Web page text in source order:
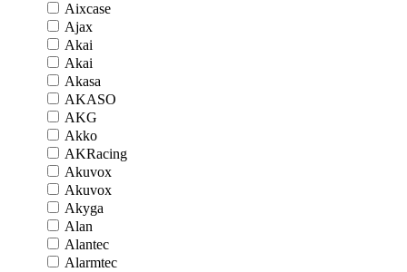
Aixcase
Ajax
Akai
Akai
Akasa
AKASO
AKG
Akko
AKRacing
Akuvox
Akuvox
Akyga
Alan
Alantec
Alarmtec